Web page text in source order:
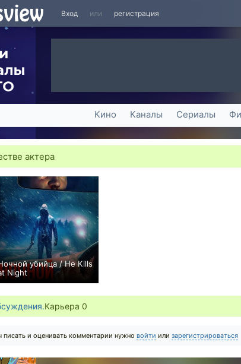
Вход или регистрация
Кино Каналы Сериалы
актера
убийца / He Kills
Night
0
Карьера 0
писать и оценивать комментарии нужно войти или зарегистрироваться